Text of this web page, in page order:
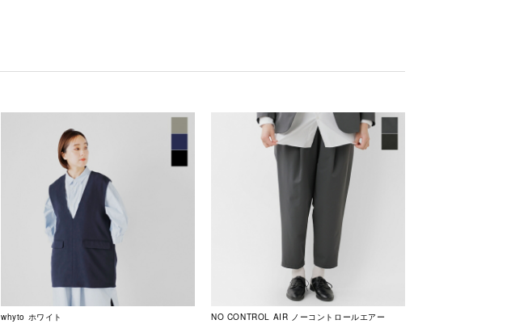
whyto ホワイト
NO CONTROL AIR ノーコントロールエアー